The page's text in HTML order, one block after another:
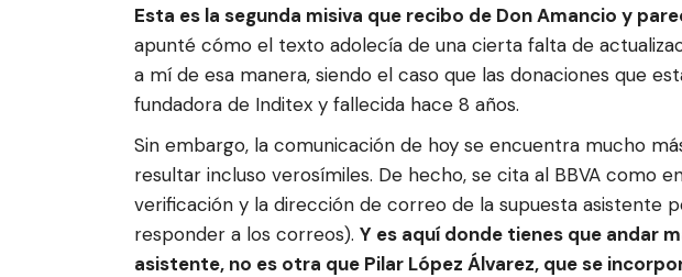
Esta es la segunda misiva que recibo de Don Amancio y
apunté cómo el texto adolecía de una cierta falta de
a mí de esa manera, siendo el caso que las donaciones que
fundadora de Inditex y fallecida hace 8 años.
Sin embargo, la comunicación de hoy se encuentra mucho
resultar incluso verosímiles. De hecho, se cita al BBVA como
verificación y la dirección de correo de la supuesta asistente
responder a los correos). Y es aquí donde tienes que andar
asistente, no es otra que Pilar López Álvarez, que se